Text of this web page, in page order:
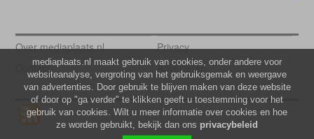
Over mediaplaats.nl
Privacy
Contact
Adverteren
mediaplaats.nl maakt gebruik van cookies, onder andere voor
websiteanalyse, vergroting van het gebruiksgemak en weergave
van advertenties. Door gebruik te blijven maken van deze website
of door op "ga verder" te klikken geeft u toestemming voor het
gebruik van cookies. Wilt u meer informatie over cookies en hoe
ze worden gebruikt, bekijk dan ons privacybeleid